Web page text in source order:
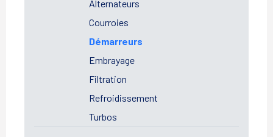
Alternateurs
Courroies
Démarreurs
Embrayage
Filtration
Refroidissement
Turbos